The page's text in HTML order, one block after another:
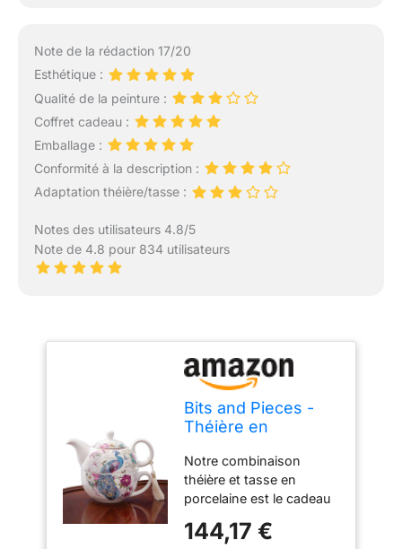
Note de la rédaction 17/20
Esthétique :
Qualité de la peinture :
Coffret cadeau :
Emballage :
Conformité à la description :
Adaptation théière/tasse :
Notes des utilisateurs 4.8/5
Note de 4.8 pour 834 utilisateurs
Bits and Pieces -
Théière en
et ensemble de
tasse - Élégant
Motif paon avec
poignée Théière
délicate Tassel sur
Notre combinaison
théière et tasse en
porcelaine est le cadeau
de thé. Livré avec théière
144,17 €